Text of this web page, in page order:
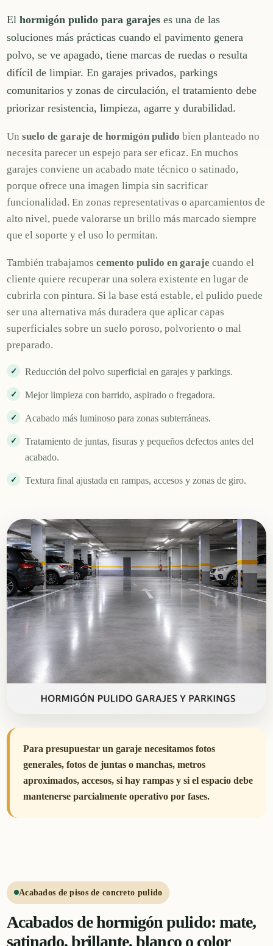
El hormigón pulido para garajes es una de las
soluciones más prácticas cuando el pavimento genera
polvo, se ve apagado, tiene marcas de ruedas o resulta
difícil de limpiar. En garajes privados, parkings
comunitarios y zonas de circulación, el tratamiento debe
priorizar resistencia, limpieza, agarre y durabilidad.
Un suelo de garaje de hormigón pulido bien planteado no
necesita parecer un espejo para ser eficaz. En muchos
garajes conviene un acabado mate técnico o satinado,
porque ofrece una imagen limpia sin sacrificar
funcionalidad. En zonas representativas o aparcamientos de
alto nivel, puede valorarse un brillo más marcado siempre
que el soporte y el uso lo permitan.
También trabajamos cemento pulido en garaje cuando el
cliente quiere recuperar una solera existente en lugar de
cubrirla con pintura. Si la base está estable, el pulido puede
ser una alternativa más duradera que aplicar capas
superficiales sobre un suelo poroso, polvoriento o mal
preparado.
Reducción del polvo superficial en garajes y parkings.
Mejor limpieza con barrido, aspirado o fregadora.
Acabado más luminoso para zonas subterráneas.
Tratamiento de juntas, fisuras y pequeños defectos antes del
acabado.
Textura final ajustada en rampas, accesos y zonas de giro.
Para presupuestar un garaje necesitamos fotos
generales, fotos de juntas o manchas, metros
aproximados, accesos, si hay rampas y si el espacio debe
mantenerse parcialmente operativo por fases.
Acabados de pisos de concreto pulido
Acabados de hormigón pulido: mate,
satinado, brillante, blanco o color